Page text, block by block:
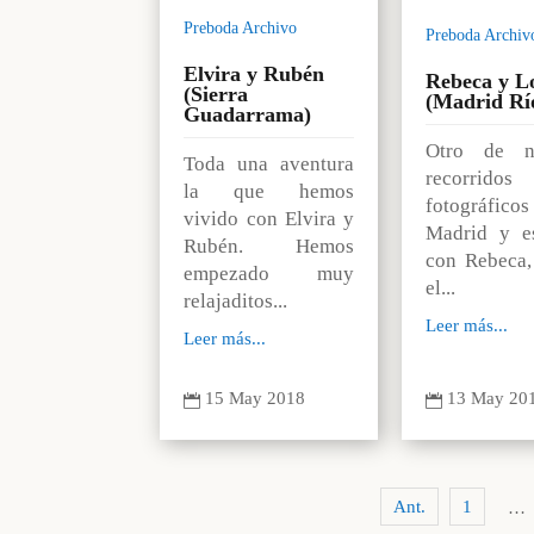
Preboda Archivo
Elvira y Rubén
(Sierra
Guadarrama)
Toda una aventura
la que hemos
vivido con Elvira y
Rubén. Hemos
empezado muy
relajaditos...
Leer más...
 15 May 2018
Preboda
Rebeca y
(Madrid
Otro de
recorridos
Madrid y
con
el...
Leer más...
 13 May
Ant. 1 …